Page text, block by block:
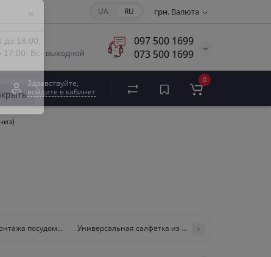
грн. Валюта
UA RU
до 18:00,
17:00, Вс- выходной
097 500 1699
073 500 1699
Здравствуйте,
войдите в кабинет
0
посудомоечной машины 7 серии (верх)
Универсальная салфетка из микрофибры MicroCloth